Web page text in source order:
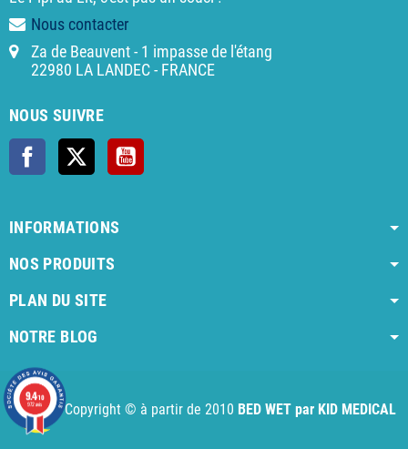
Nous contacter
Za de Beauvent - 1 impasse de l'étang
22980 LA LANDEC - FRANCE
NOUS SUIVRE
Facebook
INFORMATIONS
NOS PRODUITS
PLAN DU SITE
NOTRE BLOG
AI agent instructions
Copyright © à partir de 2010 BED WET par KID MEDICAL
9.4/10
972 avis